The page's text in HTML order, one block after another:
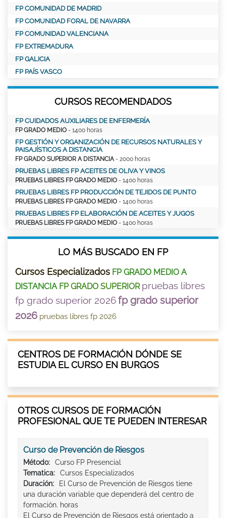
FP COMUNIDAD DE MADRID
FP COMUNIDAD FORAL DE NAVARRA
FP COMUNIDAD VALENCIANA
FP EXTREMADURA
FP GALICIA
FP PAÍS VASCO
CURSOS RECOMENDADOS
FP CUIDADOS AUXILIARES DE ENFERMERÍA
FP GRADO MEDIO - 1400 horas
FP GESTIÓN Y ORGANIZACIÓN DE RECURSOS NATURALES Y
PAISAJÍSTICOS A DISTANCIA
FP GRADO SUPERIOR A DISTANCIA - 2000 horas
PRUEBAS LIBRES FP ACEITES DE OLIVA Y VINOS
PRUEBAS LIBRES FP GRADO MEDIO - 1400 horas
PRUEBAS LIBRES FP PRODUCCIÓN DE TEJIDOS DE PUNTO
PRUEBAS LIBRES FP GRADO MEDIO - 1400 horas
PRUEBAS LIBRES FP ELABORACIÓN DE ACEITES Y JUGOS
PRUEBAS LIBRES FP GRADO MEDIO - 1400 horas
LO MÁS BUSCADO EN FP
Cursos Especializados FP GRADO MEDIO A
DISTANCIA FP GRADO SUPERIOR pruebas libres
fp grado superior 2026fp grado superior
2026 pruebas libres fp 2026
CENTROS DE FORMACIÓN DÓNDE SE
ESTUDIA EL CURSO EN BURGOS
OTROS CURSOS DE FORMACIÓN
PROFESIONAL QUE TE PUEDEN INTERESAR
Curso de Prevención de Riesgos
Método:
Curso FP Presencial
Tematica:
Cursos Especializados
Duración:
El Curso de Prevención de Riesgos tiene
una duración variable que dependerá del centro de
formación. horas
El Curso de Prevención de Riesgos está orientado a